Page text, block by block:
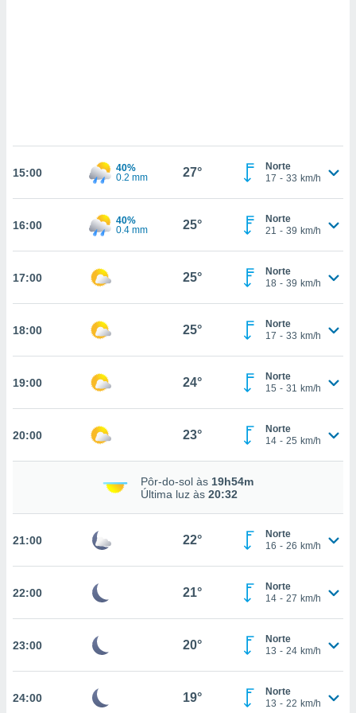
a
cookies,
caso,
para
ou
de
15:00
40%
0.2 mm
27°
Norte
17 - 33 km/h
16:00
40%
0.4 mm
25°
Norte
21 - 39 km/h
17:00 25°
Norte
18 - 39 km/h
18:00 25°
Norte
17 - 33 km/h
19:00 24°
Norte
15 - 31 km/h
20:00 23°
Norte
14 - 25 km/h
Pôr-do-sol às 19h54m
Última luz às 20:32
21:00 22°
Norte
16 - 26 km/h
22:00 21°
Norte
14 - 27 km/h
23:00 20°
Norte
13 - 24 km/h
24:00 19°
Norte
13 - 22 km/h